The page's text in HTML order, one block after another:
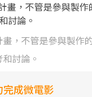
，不管是參與製作
討論。
成微電影